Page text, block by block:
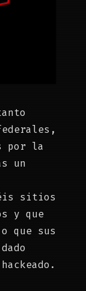
por la
un
sitios
y que
que sus